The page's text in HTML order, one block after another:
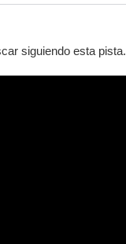
siguiendo esta pista.